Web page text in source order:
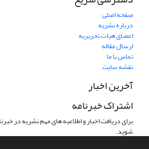
صفحه اصلی
درباره نشریه
اعضای هیات تحریریه
ارسال مقاله
تماس با ما
نقشه سایت
آخرین اخبار
اشتراک خبرنامه
برای دریافت اخبار و اطلاعیه های مهم نشریه در
شوید.